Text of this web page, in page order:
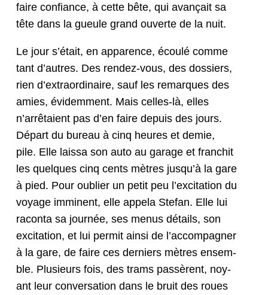
faire con­fi­ance, à cette bête, qui avançait sa
tête dans la gueule grand ouverte de la nuit.
Le jour s’était, en apparence, écoulé comme
tant d’autres. Des ren­dez-vous, des dossiers,
rien d’extraordinaire, sauf les remar­ques des
amies, évidem­ment. Mais celles-là, elles
n’arrêtaient pas d’en faire depuis des jours.
Départ du bureau à cinq heures et demie,
pile. Elle lais­sa son auto au garage et fran­chit
les quelques cinq cents mètres jusqu’à la gare
à pied. Pour oubli­er un petit peu l’excitation du
voy­age immi­nent, elle appela Ste­fan. Elle lui
racon­ta sa journée, ses menus détails, son
exci­ta­tion, et lui per­mit ain­si de l’accompagner
à la gare, de faire ces derniers mètres ensem­
ble. Plusieurs fois, des trams passèrent, noy­
ant leur con­ver­sa­tion dans le bruit des roues